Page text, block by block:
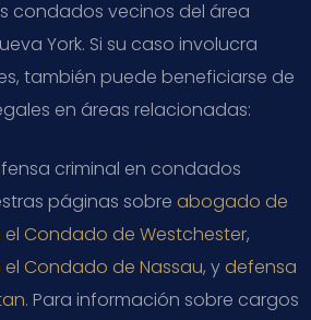
condados vecinos del área
York. Si su caso involucra
también puede beneficiarse de
en áreas relacionadas:
criminal en condados
páginas sobre abogado de
Condado de Westchester,
Condado de Nassau, ydefensa
. Para información sobre cargos